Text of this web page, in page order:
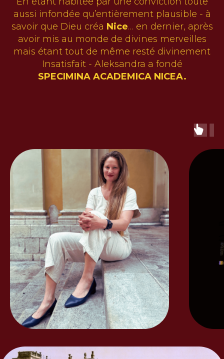
aussi infondée qu’entièrement plausible - à
savoir que Dieu créa Nice… en dernier, après
avoir mis au monde de divines merveilles
mais étant tout de même resté divinement
Insatisfait - Aleksandra a fondé
SPECIMINA ACADEMICA NICEA.